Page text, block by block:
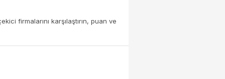
firmalarını karşılaştırın, puan ve